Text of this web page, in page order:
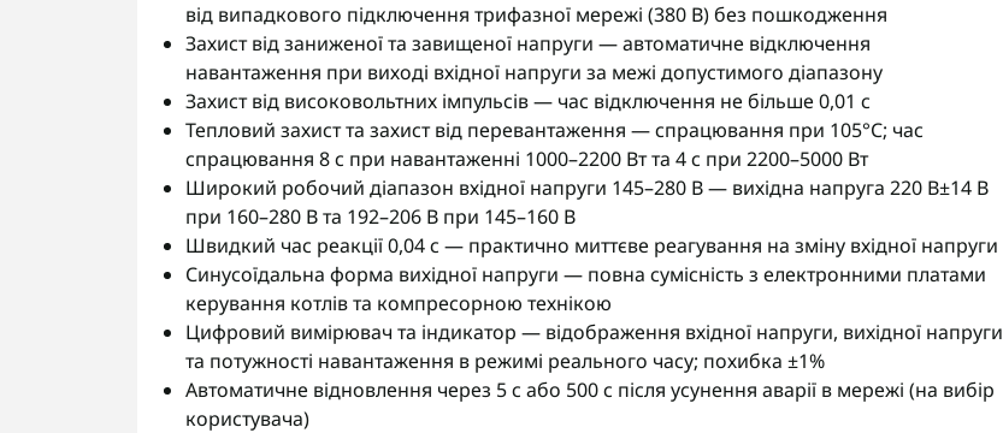
від випадкового підключення трифазної мережі (380 В) без пошкодження
Захист від заниженої та завищеної напруги — автоматичне відключення
навантаження при виході вхідної напруги за межі допустимого діапазону
Захист від високовольтних імпульсів — час відключення не більше 0,01 с
Тепловий захист та захист від перевантаження — спрацювання при 105°C; час
спрацювання 8 с при навантаженні 1000–2200 Вт та 4 с при 2200–5000 Вт
Широкий робочий діапазон вхідної напруги 145–280 В — вихідна напруга 220 В±14 В
при 160–280 В та 192–206 В при 145–160 В
Швидкий час реакції 0,04 с — практично миттєве реагування на зміну вхідної напруги
Синусоїдальна форма вихідної напруги — повна сумісність з електронними платами
керування котлів та компресорною технікою
Цифровий вимірювач та індикатор — відображення вхідної напруги, вихідної напруги
та потужності навантаження в режимі реального часу; похибка ±1%
Автоматичне відновлення через 5 с або 500 с після усунення аварії в мережі (на вибір
користувача)